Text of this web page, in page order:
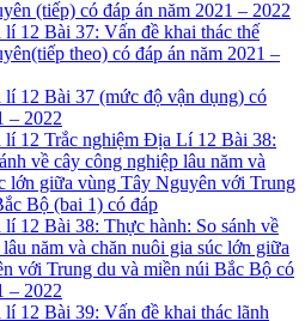
(tiếp) có đáp án năm 2021 – 2022
12 Bài 37: Vấn đề khai thác thế
theo) có đáp án năm 2021 –
12 Bài 37 (mức độ vận dụng) có
– 2022
lí 12 Trắc nghiệm Địa Lí 12 Bài 38:
về cây công nghiệp lâu năm và
lớn giữa vùng Tây Nguyên với Trung
Bộ (bai 1) có đáp
12 Bài 38: Thực hành: So sánh về
năm và chăn nuôi gia súc lớn giữa
với Trung du và miền núi Bắc Bộ có
– 2022
12 Bài 39: Vấn đề khai thác lãnh